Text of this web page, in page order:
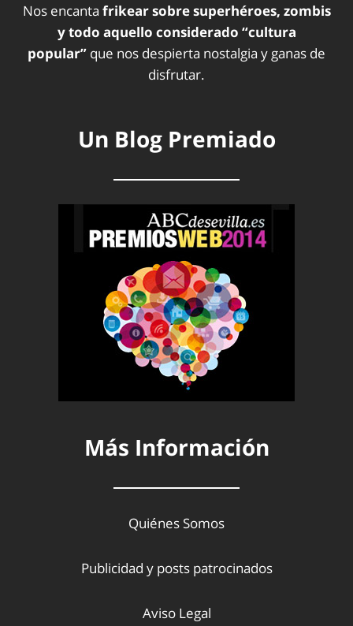
Nos encanta frikear sobre superhéroes, zombis
y todo aquello considerado “cultura
popular” que nos despierta nostalgia y ganas de
disfrutar.
Un Blog Premiado
Más Información
Quiénes Somos
Publicidad y posts patrocinados
Aviso Legal